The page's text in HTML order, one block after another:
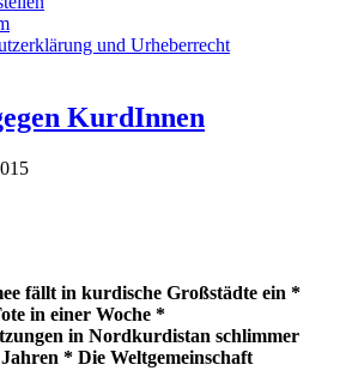
und Urheberrecht
KurdInnen
fällt in kurdische Großstädte ein *
in einer Woche *
in Nordkurdistan schlimmer
* Die Weltgemeinschaft